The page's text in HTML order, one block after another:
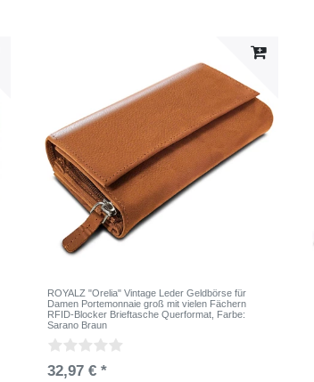
ROYALZ "Orelia" Vintage Leder Geldbörse für
Damen Portemonnaie groß mit vielen Fächern
RFID-Blocker Brieftasche Querformat , Farbe:
Sarano Braun
32,97 € *